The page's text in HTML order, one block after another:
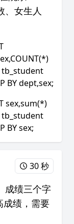
、女生人
tb_student
BY dept,sex;
sex,sum(*)
tb_student
BY sex;
30 秒
成绩三个字
成绩，需要